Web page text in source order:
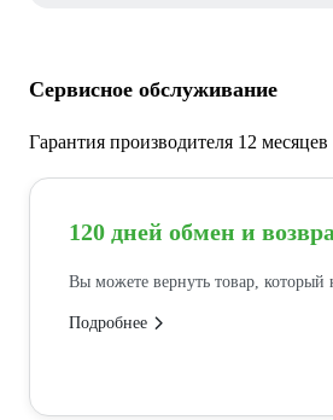
Сервисное обслуживание
Гарантия производителя 12 месяцев
120 дней обмен и
Вы можете вернуть товар, который
Подробнее